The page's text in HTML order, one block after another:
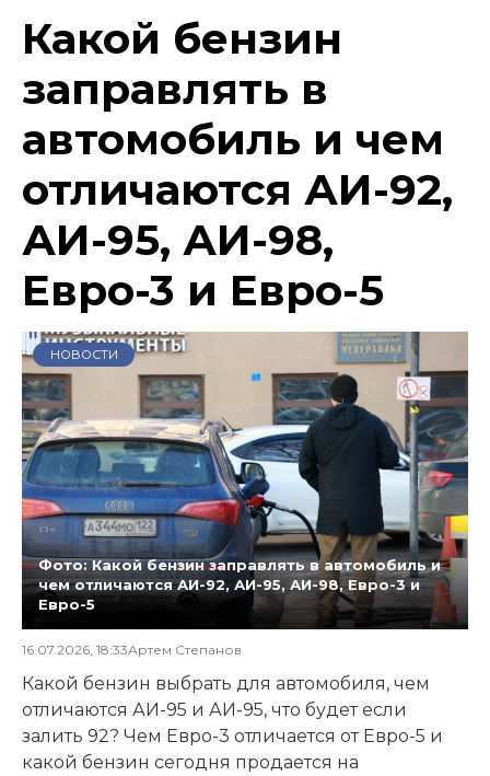
Какой бензин
заправлять в
автомобиль и чем
отличаются АИ-92,
АИ-95, АИ-98,
Евро-3 и Евро-5
НОВОСТИ
Фото: Какой бензин заправлять в автомобиль и
чем отличаются АИ-92, АИ-95, АИ-98, Евро-3 и
Евро-5
16.07.2026, 18:33Артем Степанов
Какой бензин выбрать для автомобиля, чем
отличаются АИ-95 и АИ-95, что будет если
залить 92? Чем Евро-3 отличается от Евро-5 и
какой бензин сегодня продается на